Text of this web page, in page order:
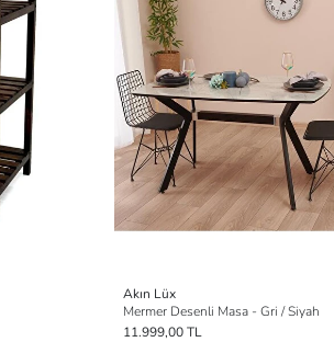
Akın Lüx
Mermer Desenli Masa - Gri / Siyah
11.999,00 TL